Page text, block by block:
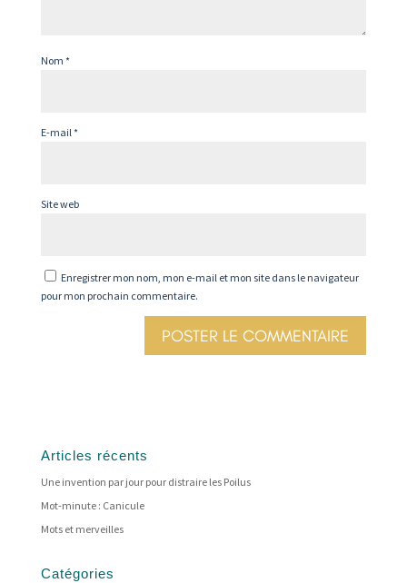
Nom *
E-mail*
Site web
Enregistrer mon nom, mon e-mail et mon site dans le navigateur
pour mon prochain commentaire.
Articles récents
Une invention par jour pour distraire les Poilus
Mot-minute : Canicule
Mots et merveilles
Catégories